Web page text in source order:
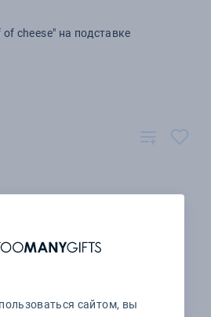
cheese" на подставке
сайтом, вы